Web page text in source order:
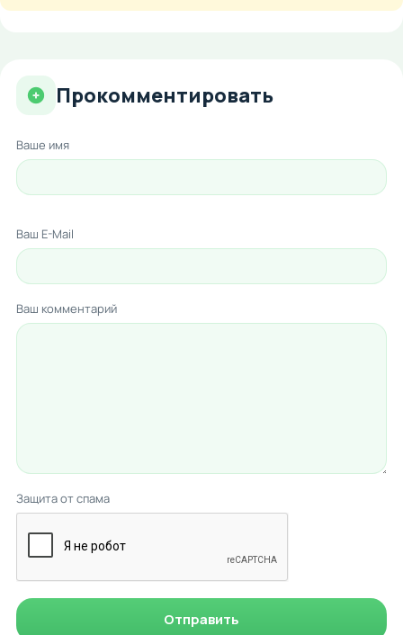
Прокомментировать
Ваше имя
Ваш E-Mail
Ваш комментарий
Защита от спама
Отправить